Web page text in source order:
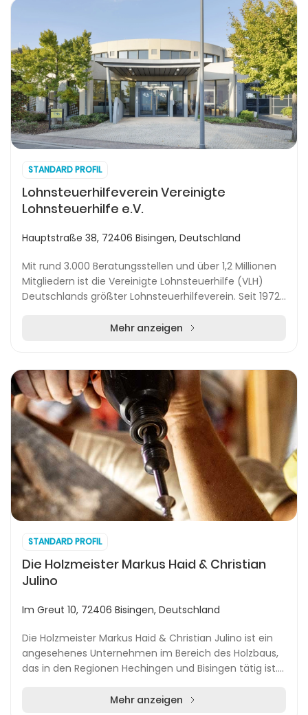
STANDARD PROFIL
Lohnsteuerhilfeverein Vereinigte
Lohnsteuerhilfe e.V.
Hauptstraße 38, 72406 Bisingen, Deutschland
Mit rund 3.000 Beratungsstellen und über 1,2 Millionen
Mitgliedern ist die Vereinigte Lohnsteuerhilfe (VLH)
Deutschlands größter Lohnsteuerhilfeverein. Seit 1972
Mehr anzeigen
STANDARD PROFIL
Die Holzmeister Markus Haid & Christian
Julino
Im Greut 10, 72406 Bisingen, Deutschland
Die Holzmeister Markus Haid & Christian Julino ist ein
angesehenes Unternehmen im Bereich des Holzbaus,
das in den Regionen Hechingen und Bisingen tätig ist.
Mehr anzeigen